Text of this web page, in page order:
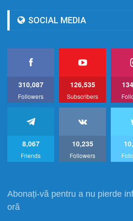
SOCIAL MEDIA
310,087
Followers
126,535
Subscribers
8,067
Friends
10,235
Followers
Abonați-vă pentru a nu pierde
oră